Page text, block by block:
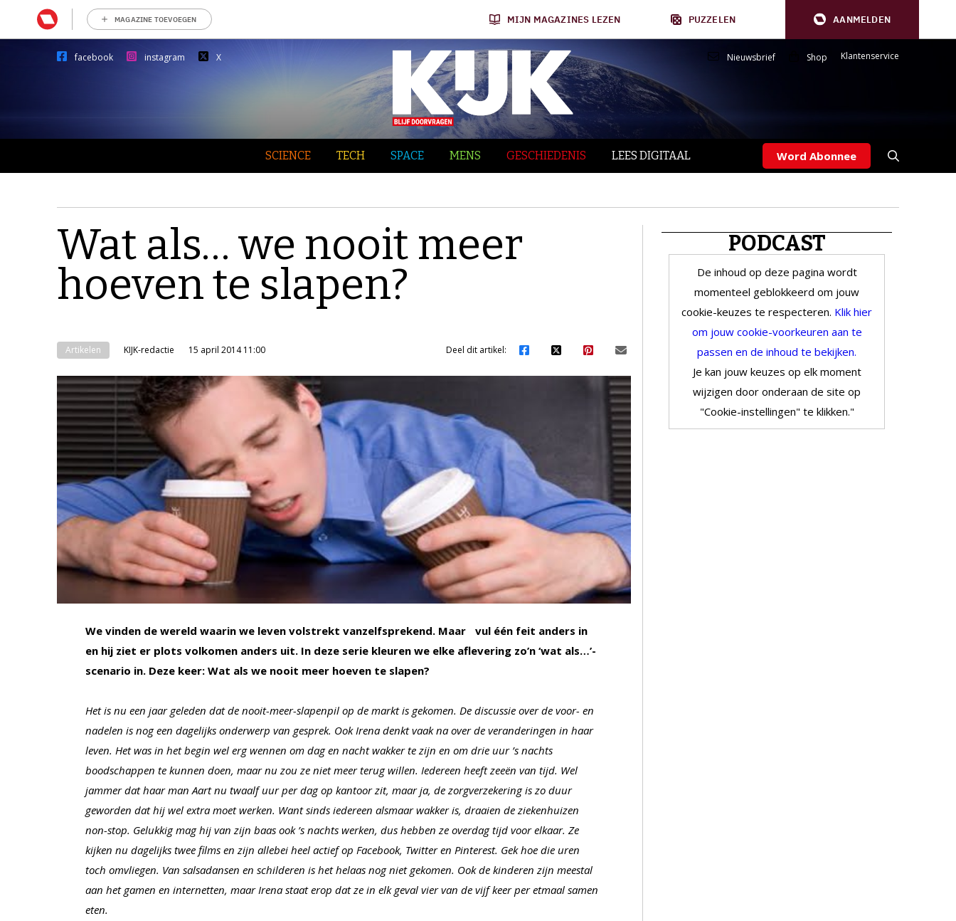
MAGAZINE TOEVOEGEN MIJN MAGAZINES LEZEN PUZZELEN AANMELDEN
facebook instagram X Nieuwsbrief Shop Klantenservice
SCIENCE TECH SPACE MENS GESCHIEDENIS LEES DIGITAAL Word Abonnee
Wat als… we nooit meer
hoeven te slapen?
Artikelen KIJK-redactie 15 april 2014 11:00 Deel dit artikel:
We vinden de wereld waarin we leven volstrekt vanzelfsprekend. Maar vul één feit anders in
en hij ziet er plots volkomen anders uit. In deze serie kleuren we elke aflevering zo’n ‘wat als…’-
scenario in. Deze keer: Wat als we nooit meer hoeven te slapen?
Het is nu een jaar geleden dat de nooit-meer-slapenpil op de markt is gekomen. De discussie over de voor- en
nadelen is nog een dagelijks onderwerp van gesprek. Ook Irena denkt vaak na over de veranderingen in haar
leven. Het was in het begin wel erg wennen om dag en nacht wakker te zijn en om drie uur ’s nachts
boodschappen te kunnen doen, maar nu zou ze niet meer terug willen. Iedereen heeft zeeën van tijd. Wel
jammer dat haar man Aart nu twaalf uur per dag op kantoor zit, maar ja, de zorgverzekering is zo duur
geworden dat hij wel extra moet werken. Want sinds iedereen alsmaar wakker is, draaien de ziekenhuizen
non-stop. Gelukkig mag hij van zijn baas ook ’s nachts werken, dus hebben ze overdag tijd voor elkaar. Ze
kijken nu dagelijks twee films en zijn allebei heel actief op Facebook, Twitter en Pinterest. Gek hoe die uren
toch omvliegen. Van salsadansen en schilderen is het helaas nog niet gekomen. Ook de kinderen zijn meestal
aan het gamen en internetten, maar Irena staat erop dat ze in elk geval vier van de vijf keer per etmaal samen
eten.
PODCAST
De inhoud op deze pagina wordt
momenteel geblokkeerd om jouw
cookie-keuzes te respecteren. Klik hier
om jouw cookie-voorkeuren aan te
passen en de inhoud te bekijken.
Je kan jouw keuzes op elk moment
wijzigen door onderaan de site op
"Cookie-instellingen" te klikken."